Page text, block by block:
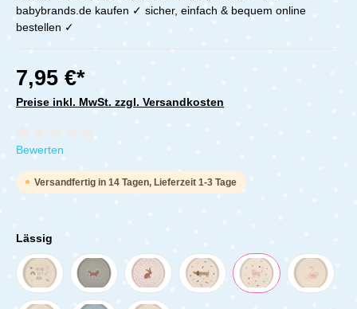
babybrands.de kaufen ✓ sicher, einfach & bequem online
bestellen ✓
7,95 €*
Preise inkl. MwSt. zzgl. Versandkosten
Durchschnittliche Bewertung von 0 von 5 Sternen
Bewerten
Versandfertig in 14 Tagen, Lieferzeit 1-3 Tage
Lässig